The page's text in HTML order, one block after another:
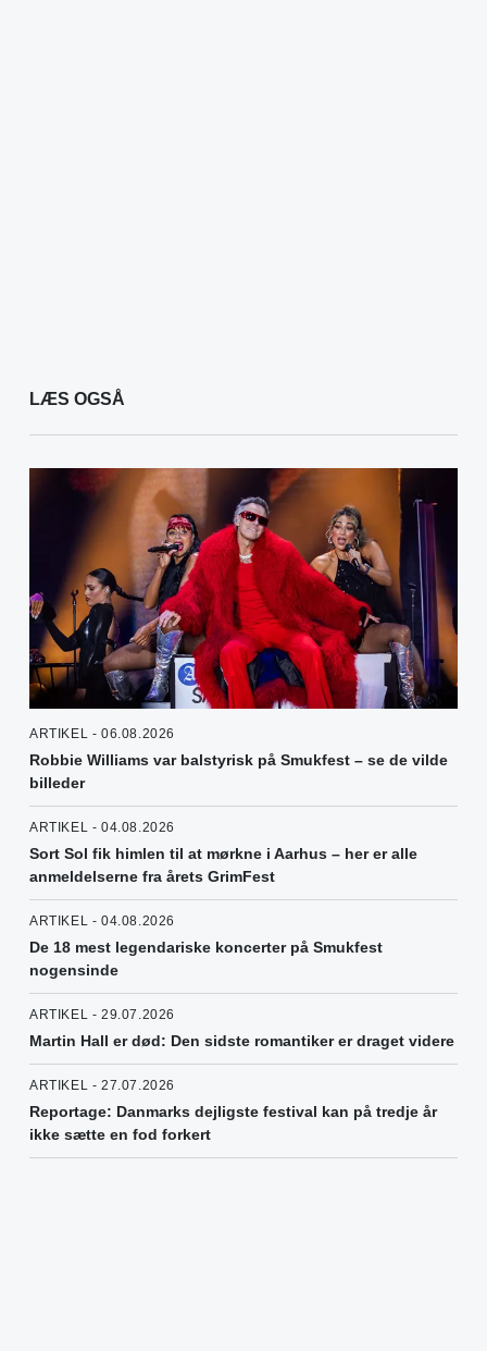
LÆS OGSÅ
ARTIKEL - 06.08.2026
Robbie Williams var balstyrisk på Smukfest – se de vilde
billeder
ARTIKEL - 04.08.2026
Sort Sol fik himlen til at mørkne i Aarhus – her er alle
anmeldelserne fra årets GrimFest
ARTIKEL - 04.08.2026
De 18 mest legendariske koncerter på Smukfest
nogensinde
ARTIKEL - 29.07.2026
Martin Hall er død: Den sidste romantiker er draget videre
ARTIKEL - 27.07.2026
Reportage: Danmarks dejligste festival kan på tredje år
ikke sætte en fod forkert